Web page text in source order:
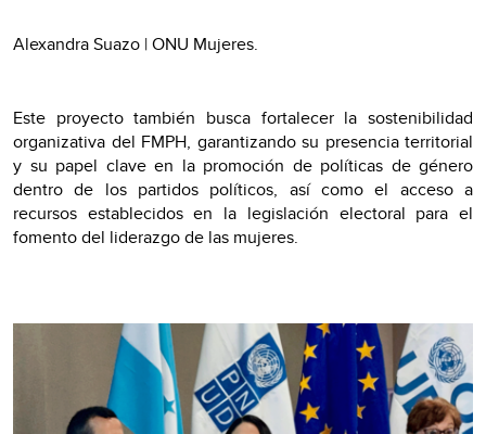
Alexandra Suazo | ONU Mujeres.
Este proyecto también busca fortalecer la sostenibilidad
organizativa del FMPH, garantizando su presencia territorial
y su papel clave en la promoción de políticas de género
dentro de los partidos políticos, así como el acceso a
recursos establecidos en la legislación electoral para el
fomento del liderazgo de las mujeres.